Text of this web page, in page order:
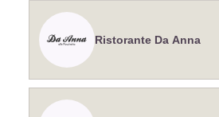
Ristorante Da Anna